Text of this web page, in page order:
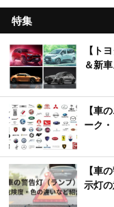
特集
【ト
＆新
【車
ーク
【車
示灯